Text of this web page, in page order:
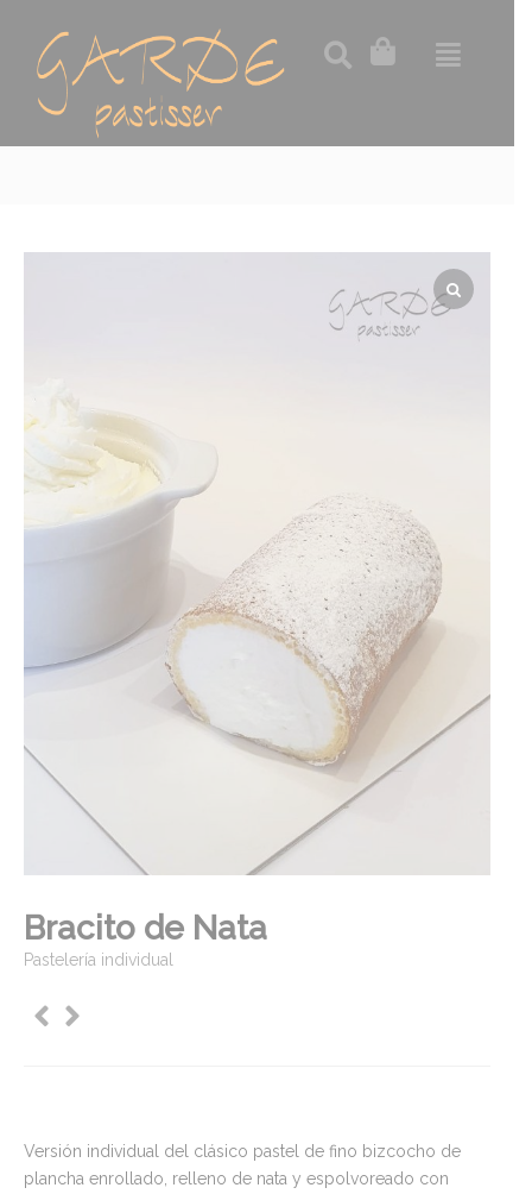
Bracito de Nata
Pastelería individual
Versión individual del clásico pastel de fino bizcocho de
plancha enrollado, relleno de nata y espolvoreado con